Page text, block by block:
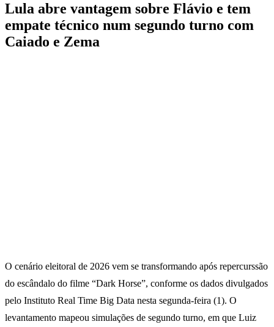
Lula abre vantagem sobre Flávio e tem
empate técnico num segundo turno com
Caiado e Zema
O cenário eleitoral de 2026 vem se transformando após repercurssão
do escândalo do filme “Dark Horse”, conforme os dados divulgados
pelo Instituto Real Time Big Data nesta segunda-feira (1). O
levantamento mapeou simulações de segundo turno, em que Luiz